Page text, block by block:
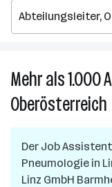
Mehr als 1.000
Oberösterreich
Der Job
Pneumologie in
Linz GmbH